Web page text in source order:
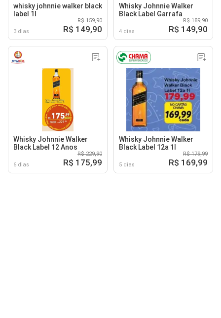
whisky johnnie walker black
label 1l
3 dias
R$ 159,90
R$ 149,90
Whisky Johnnie Walker
Black Label Garrafa
4 dias
R$ 189,90
R$ 149,90
Whisky Johnnie Walker
Black Label 12 Anos
6 dias
R$ 229,90
R$ 175,99
Whisky Johnnie Walker
Black Label 12a 1l
5 dias
R$ 179,99
R$ 169,99